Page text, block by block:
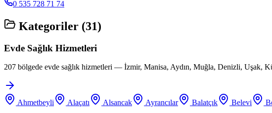
0 535 728 71 74
Kategoriler (31)
Evde Sağlık Hizmetleri
207 bölgede evde sağlık hizmetleri — İzmir, Manisa, Aydın, Muğla, Denizli, Uşak,
Ahmetbeyli Alaçatı Alsancak Ayrancılar Balatçık Belevi